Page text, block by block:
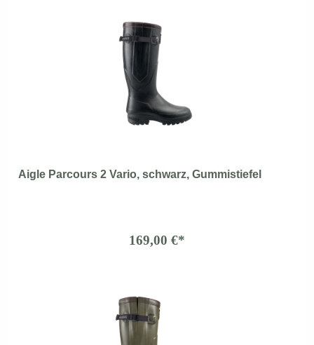
Aigle Parcours 2 Vario, schwarz, Gummistiefel
169,00 €*